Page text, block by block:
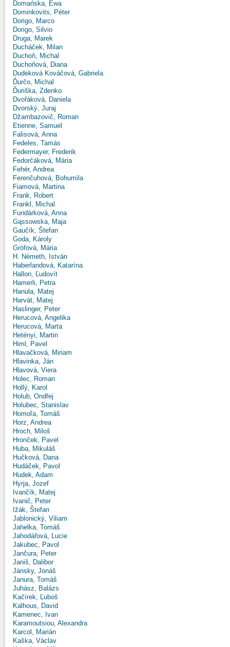
Domańska, Ewa
Dominkovits, Péter
Dorigo, Marco
Dorigo, Silvio
Druga, Marek
Ducháček, Milan
Duchoň, Michal
Duchoňová, Diana
Dudeková Kováčová, Gabriela
Ďurčo, Michal
Ďuriška, Zdenko
Dvořáková, Daniela
Dvorský, Juraj
Džambazovič, Roman
Etienne, Samuel
Falisová, Anna
Fedeles, Tamás
Federmayer, Frederik
Fedorčáková, Mária
Fehér, Andrea
Ferenčuhová, Bohumila
Fiamová, Martina
Frank, Robert
Frankl, Michal
Fundárková, Anna
Gąssowska, Maja
Gaučík, Štefan
Goda, Károly
Grófová, Mária
H. Németh, István
Haberlandová, Katarína
Hallon, Ľudovít
Hamerli, Petra
Hanula, Matej
Harvát, Matej
Haslinger, Peter
Herucová, Angelika
Herucová, Marta
Hetényi, Martin
Himl, Pavel
Hlavačková, Miriam
Hlavinka, Ján
Hlavová, Viera
Holec, Roman
Hollý, Karol
Holub, Ondřej
Holubec, Stanislav
Homoľa, Tomáš
Horz, Andrea
Hroch, Miloš
Hronček, Pavel
Huba, Mikuláš
Hučková, Dana
Hudáček, Pavol
Hudek, Adam
Hyrja, Jozef
Ivančík, Matej
Ivanič, Peter
Ižák, Štefan
Jablonický, Viliam
Jahelka, Tomáš
Jahodářová, Lucie
Jakubec, Pavol
Jančura, Peter
Janiš, Dalibor
Jánsky, Jonáš
Janura, Tomáš
Juhász, Balázs
Kačírek, Ľuboš
Kalhous, David
Kamenec, Ivan
Karamoutsiou, Alexandra
Karcol, Marián
Kaška, Václav